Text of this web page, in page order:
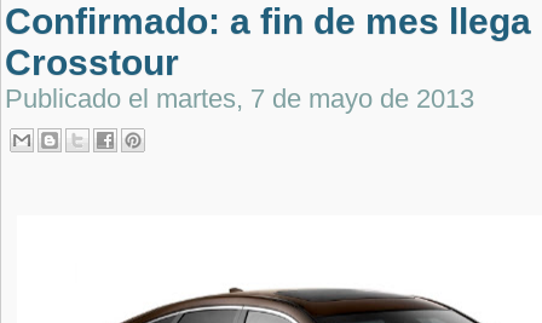
Confirmado: a fin de mes llega
Crosstour
Publicado el martes, 7 de mayo de 2013